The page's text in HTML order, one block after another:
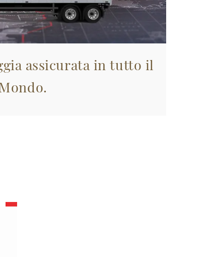
assicurata in tutto il